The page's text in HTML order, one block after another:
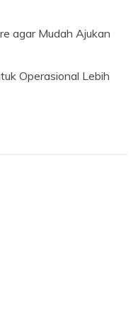
agar Mudah Ajukan
Operasional Lebih